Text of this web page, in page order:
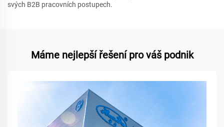
svých B2B pracovních postupech.
Máme nejlepší řešení pro váš podnik